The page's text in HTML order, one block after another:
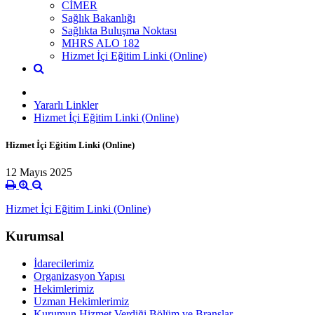
CİMER
Sağlık Bakanlığı
Sağlıkta Buluşma Noktası
MHRS ALO 182
Hizmet İçi Eğitim Linki (Online)
Yararlı Linkler
Hizmet İçi Eğitim Linki (Online)
Hizmet İçi Eğitim Linki (Online)
12 Mayıs 2025
Hizmet İçi Eğitim Linki (Online)
Kurumsal
İdarecilerimiz
Organizasyon Yapısı
Hekimlerimiz
Uzman Hekimlerimiz